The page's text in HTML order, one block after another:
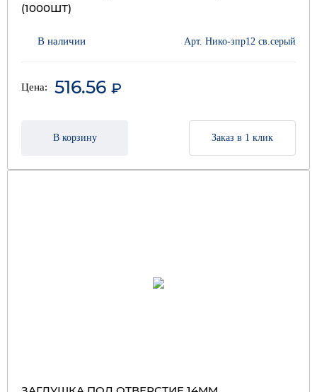
(1000ШТ)
В наличии Арт. Нико-зпр12 св.серый
Цена: 516.56 ₽
В корзину Заказ в 1 клик